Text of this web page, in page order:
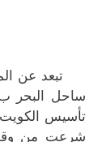
تبعد عن
ساحل البحر
تأسيس
شرعت من وقت